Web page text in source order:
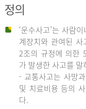
정의
‘운수사고’는 사람
계장치와 관여된
2조의 규정에 의한
가 발생한 사고를
- 교통사고는 사망
및 치료비용 등의
다.